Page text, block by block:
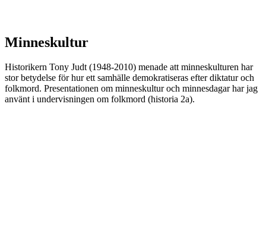
Minneskultur
Historikern Tony Judt (1948-2010) menade att minneskulturen har
stor betydelse för hur ett samhälle demokratiseras efter diktatur och
folkmord. Presentationen om minneskultur och minnesdagar har jag
använt i undervisningen om folkmord (historia 2a).